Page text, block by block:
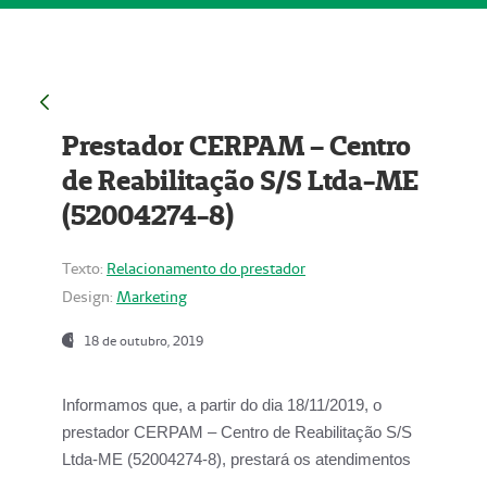
Prestador CERPAM – Centro
de Reabilitação S/S Ltda-ME
(52004274-8)
Texto: Relacionamento do prestador
Design: Marketing
18 de outubro, 2019
Informamos que, a partir do dia 18/11/2019, o
prestador CERPAM – Centro de Reabilitação S/S
Ltda-ME (52004274-8), prestará os atendimentos